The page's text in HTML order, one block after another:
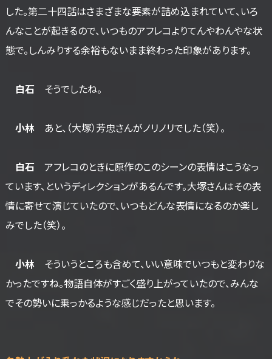
した。第二十四話はさまざまな要素が詰め込まれていて、いろ
んなことが起きるので、いつものアフレコよりてんやわんやな状
態で。しんみりする余裕もないまま終わった印象があります。
白石 そうでしたね。
小林 あと、（大塚）芳忠さんがノリノリでした（笑）。
白石 アフレコのときに原作のこのシーンの表情はこうなっ
ています、というディレクションがあるんです。大塚さんはその表
情に寄せて演じていたので、いつもどんな表情になるのか楽し
みでした（笑）。
小林 そういうところも含めて、いい意味でいつもと変わりな
かったですね。物語自体がすごく盛り上がっていたので、みんな
でその勢いに乗っかるような感じだったと思います。